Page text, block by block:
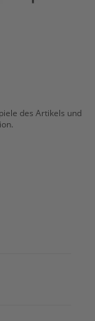
des Artikels und